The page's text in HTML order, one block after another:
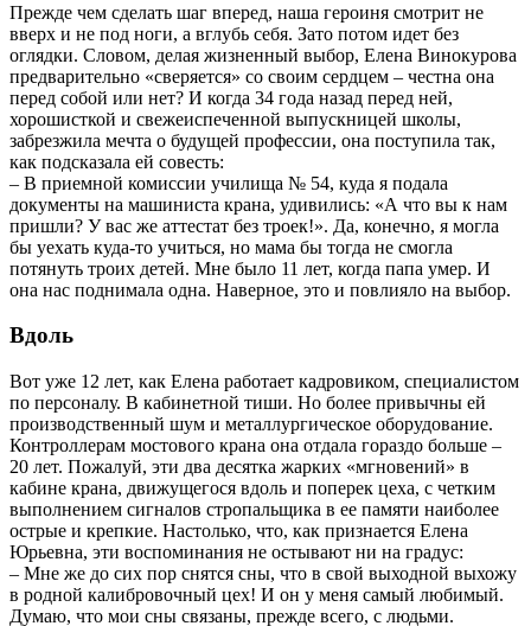
Прежде чем сделать шаг вперед, наша героиня смот­рит не
вверх и не под ноги, а вглубь себя. Зато потом идет без
оглядки. Словом, делая жизненный выбор, Елена Винокурова
предварительно «сверяется» со своим сердцем – честна она
перед собой или нет? И когда 34 года назад перед ней,
хорошисткой и свежеиспеченной выпускницей школы,
забрезжила мечта о будущей профессии, она поступила так,
как подсказала ей совесть:
– В приемной комиссии училища № 54, куда я подала
документы на машиниста крана, удивились: «А что вы к нам
пришли? У вас же аттестат без троек!». Да, конечно, я могла
бы уехать куда-то учиться, но мама бы тогда не смогла
потянуть троих детей. Мне было 11 лет, когда папа умер. И
она нас поднимала одна. Наверное, это и повлия­ло на выбор.
Вдоль
Вот уже 12 лет, как Елена работает кадровиком, специалистом
по персоналу. В кабинетной тиши. Но более привычны ей
производственный шум и металлургическое оборудование.
Контроллерам мостового крана она отдала гораздо больше –
20 лет. Пожалуй, эти два десятка жарких «мгновений» в
кабине крана, движущегося вдоль и поперек цеха, с четким
выполнением сигналов стропальщика в ее памяти наиболее
острые и крепкие. Настолько, что, как признается Елена
Юрьевна, эти воспоминания не остывают ни на градус:
– Мне же до сих пор снятся сны, что в свой выходной выхожу
в родной калибровочный цех! И он у меня самый любимый.
Думаю, что мои сны связаны, прежде всего, с людьми.